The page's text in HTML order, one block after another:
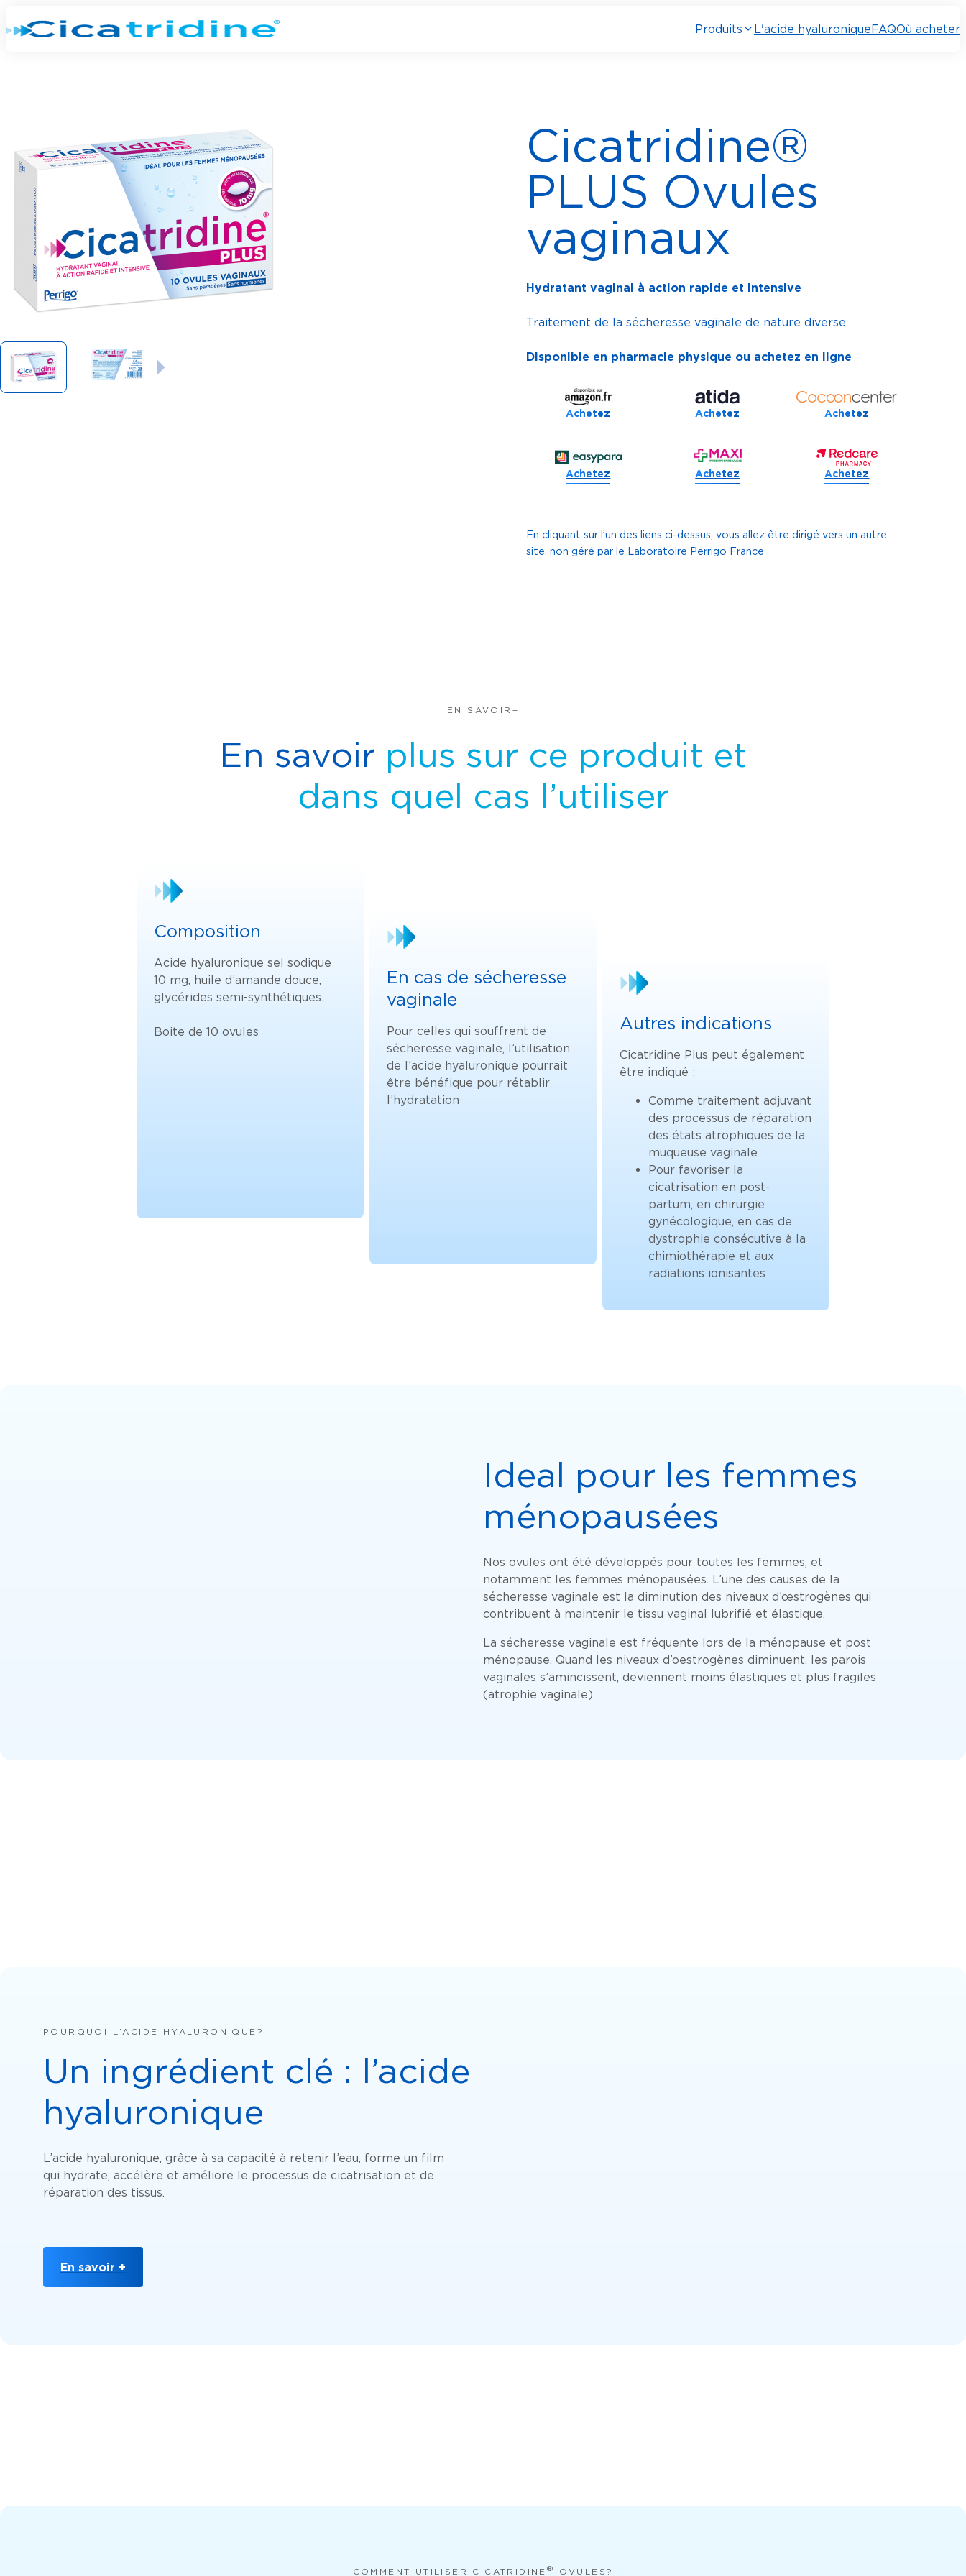
Produits L'acide hyaluroniqueFAQOù acheter
Cicatridine®
PLUS Ovules
vaginaux
Hydratant vaginal à action rapide et intensive
Traitement de la sécheresse vaginale de nature diverse
Disponible en pharmacie physique ou achetez en ligne
Achetez Achetez Achetez
Achetez Achetez Achetez
En cliquant sur l’un des liens ci-dessus, vous allez être dirigé vers un autre
site, non géré par le Laboratoire Perrigo France
EN SAVOIR+
En savoir plus sur ce produit et
dans quel cas l’utiliser
Composition
Acide hyaluronique sel sodique
10 mg, huile d’amande douce,
glycérides semi-synthétiques.
Boite de 10 ovules
En cas de sécheresse
vaginale
Pour celles qui souffrent de
sécheresse vaginale, l’utilisation
de l’acide hyaluronique pourrait
être bénéfique pour rétablir
l’hydratation
Autres indications
Cicatridine Plus peut également
être indiqué :
Comme traitement adjuvant
des processus de réparation
des états atrophiques de la
muqueuse vaginale
Pour favoriser la
cicatrisation en post-
partum, en chirurgie
gynécologique, en cas de
dystrophie consécutive à la
chimiothérapie et aux
radiations ionisantes
Ideal pour les femmes
ménopausées
Nos ovules ont été développés pour toutes les femmes, et
notamment les femmes ménopausées. L’une des causes de la
sécheresse vaginale est la diminution des niveaux d’œstrogènes qui
contribuent à maintenir le tissu vaginal lubrifié et élastique.
La sécheresse vaginale est fréquente lors de la ménopause et post
ménopause. Quand les niveaux d’oestrogènes diminuent, les parois
vaginales s’amincissent, deviennent moins élastiques et plus fragiles
(atrophie vaginale).
POURQUOI L’ACIDE HYALURONIQUE?
Un ingrédient clé : l’acide
hyaluronique
L’acide hyaluronique, grâce à sa capacité à retenir l’eau, forme un film
qui hydrate, accélère et améliore le processus de cicatrisation et de
réparation des tissus.
En savoir +
COMMENT UTILISER CICATRIDINE ® OVULES?